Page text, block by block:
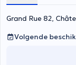
Grand Rue 82,
Volgende